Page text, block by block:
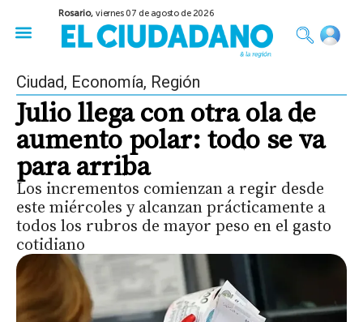
Rosario,viernes 07 de agosto de 2026
Ciudad, Economía, Región
Julio llega con otra ola de
aumento polar: todo se va
para arriba
Los incrementos comienzan a regir desde
este miércoles y alcanzan prácticamente a
todos los rubros de mayor peso en el gasto
cotidiano